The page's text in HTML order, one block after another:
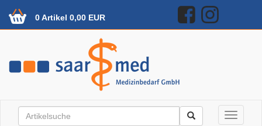
0 Artikel 0,00 EUR
Toggle